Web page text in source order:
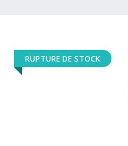
RUPTURE DE STOCK